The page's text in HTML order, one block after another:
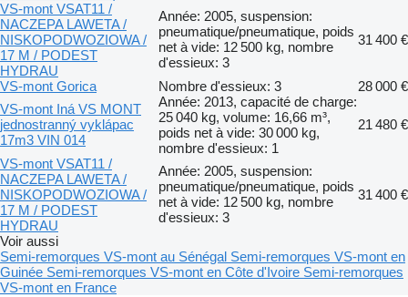
VS-mont VSAT11 /
NACZEPA LAWETA /
NISKOPODWOZIOWA /
17 M / PODEST
HYDRAU
Année: 2005, suspension:
pneumatique/pneumatique, poids
net à vide: 12 500 kg, nombre
d'essieux: 3
31 400 €
VS-mont Gorica Nombre d'essieux: 3
28 000 €
VS-mont Iná VS MONT
jednostranný vyklápac
17m3 VIN 014
Année: 2013, capacité de charge:
25 040 kg, volume: 16,66 m³,
poids net à vide: 30 000 kg,
nombre d'essieux: 1
21 480 €
VS-mont VSAT11 /
NACZEPA LAWETA /
NISKOPODWOZIOWA /
17 M / PODEST
HYDRAU
Année: 2005, suspension:
pneumatique/pneumatique, poids
net à vide: 12 500 kg, nombre
d'essieux: 3
31 400 €
Voir aussi
Semi-remorques VS-mont au Sénégal Semi-remorques VS-mont en
Guinée Semi-remorques VS-mont en Côte d'Ivoire Semi-remorques
VS-mont en France